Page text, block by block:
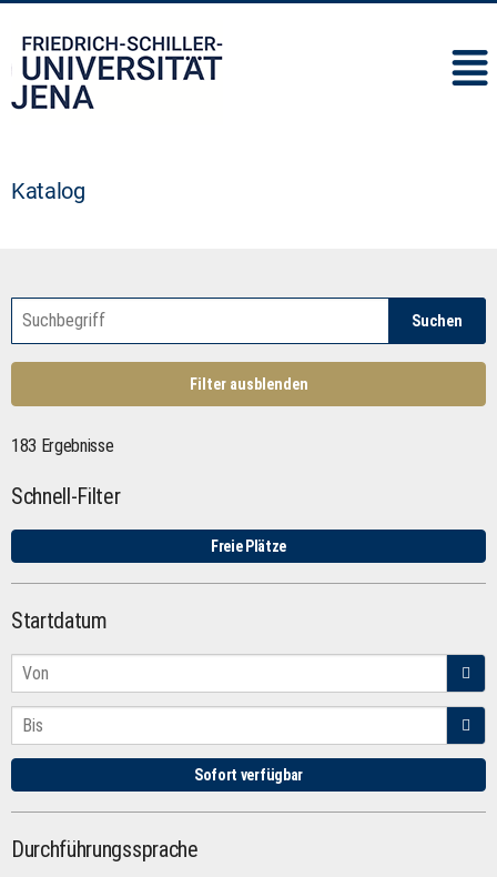
Katalog
Suchen
Filter ausblenden
183 Ergebnisse
Schnell-Filter
Freie Plätze
Startdatum
Sofort verfügbar
Durchführungssprache